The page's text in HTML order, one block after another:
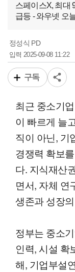
스페이스X, 최대
급등 - 와우넷 오
정성식 PD
입력2025-09-08 11:22
구독
최근 중소기
이 빠르게 늘
직이 아닌, 기
경쟁력 확보
다. 지식재산
면서, 자체 연
생존과 성장
정부는 중소
인력, 시설 확
해, 기업부설